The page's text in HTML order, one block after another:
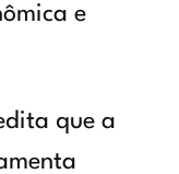
e
que a